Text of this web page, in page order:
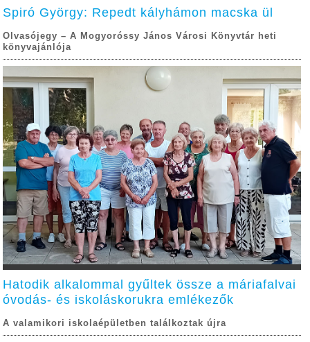
Spiró György: Repedt kályhámon macska ül
Olvasójegy – A Mogyoróssy János Városi Könyvtár heti
könyvajánlója
Hatodik alkalommal gyűltek össze a máriafalvai
óvodás- és iskoláskorukra emlékezők
A valamikori iskolaépületben találkoztak újra